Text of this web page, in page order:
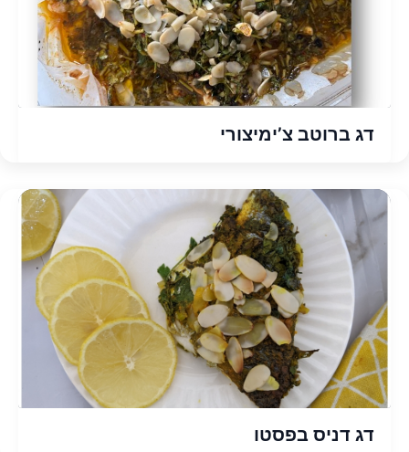
דג ברוטב צ’ימיצורי
דג דניס בפסטו